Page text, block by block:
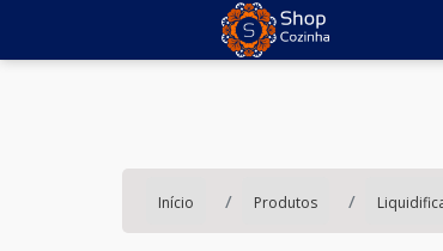
Início Produtos